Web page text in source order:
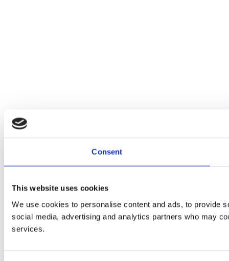
Consent
This website uses cookies
We use cookies to personalise content and ads, to provide
social media, advertising and analytics partners who may
services.